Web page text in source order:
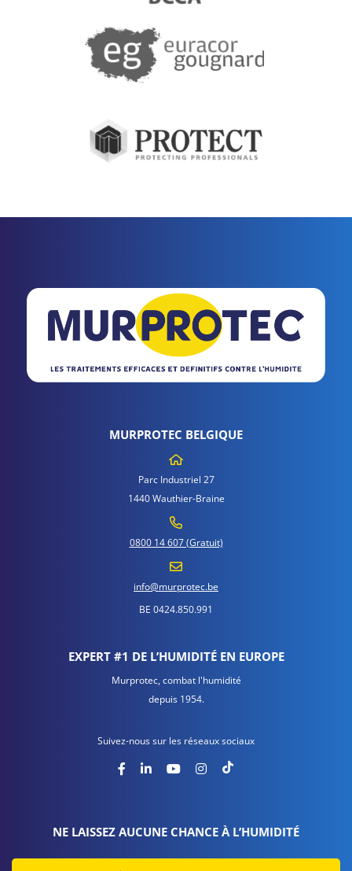
MURPROTEC BELGIQUE
Parc Industriel 27
1440 Wauthier-Braine
0800 14 607 (Gratuit)
info@murprotec.be
BE 0424.850.991
EXPERT #1 DE L’HUMIDITÉ EN EUROPE
Murprotec, combat l'humidité
depuis 1954.
Suivez-nous sur les réseaux sociaux
NE LAISSEZ AUCUNE CHANCE À L’HUMIDITÉ